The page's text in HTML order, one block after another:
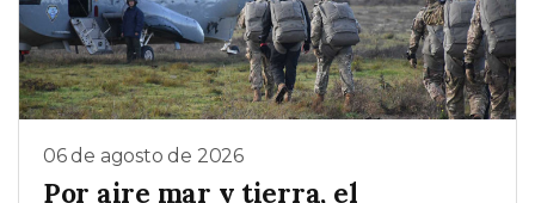
06 de agosto de 2026
Por aire mar y tierra, el